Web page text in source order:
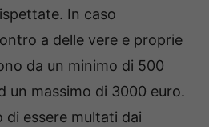
In caso
a delle vere e proprie
da un minimo di 500
un massimo di 3000 euro.
di essere multati dai